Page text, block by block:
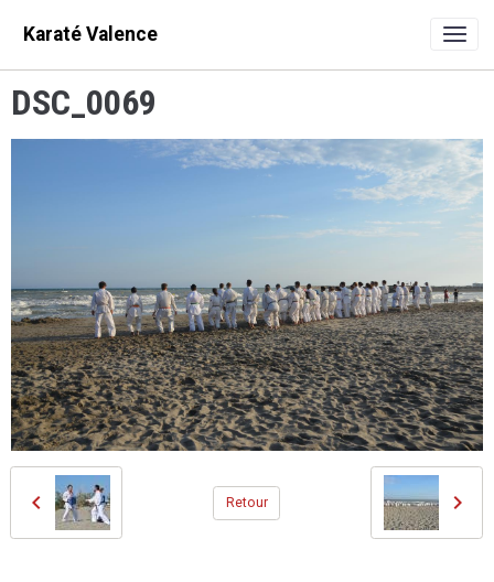
Karaté Valence
DSC_0069
Retour